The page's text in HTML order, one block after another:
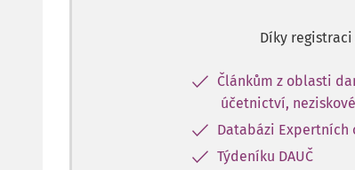
Díky
Článkům z oblasti
účetnictví,
Databázi Expertních
Týdeníku DAUČ